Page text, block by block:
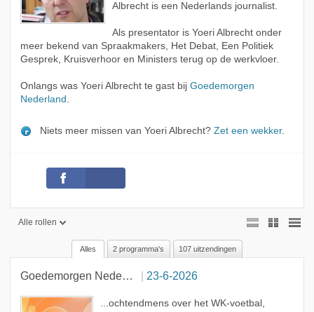
Albrecht is een Nederlands journalist.
Als presentator is Yoeri Albrecht onder
meer bekend van Spraakmakers, Het Debat, Een Politiek
Gesprek, Kruisverhoor en Ministers terug op de werkvloer.
Onlangs was Yoeri Albrecht te gast bij Goedemorgen
Nederland .
Niets meer missen van Yoeri Albrecht? Zet een wekker.
Alle rollen
Alle rollen
Geen rol
Presentator
Alles 2 programma's 107 uitzendingen
Goedemorgen Nederland 23-6-2026
...ochtendmens over het WK-voetbal,